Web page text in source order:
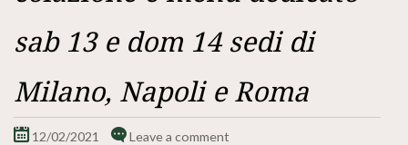
sab 13 e dom 14 sedi di
Milano, Napoli e Roma
12/02/2021 Leave a comment